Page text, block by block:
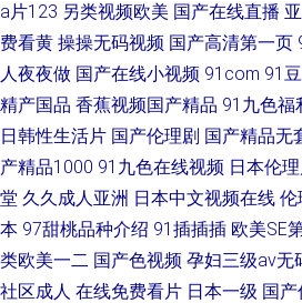
a片123 另类视频欧美 国产在线直播
费看黄 操操无码视频 国产高清第一页
人夜夜做 国产在线小视频 91com 91
精产国品 香蕉视频国产精品 91九色福
日韩性生活片 国产伦理剧 国产精品无
产精品1000 91九色在线视频 日本伦
堂 久久成人亚洲 日本中文视频在线 伦
本 97甜桃品种介绍 91插插插 欧美SE
类欧美一二 国产色视频 孕妇三级av无
社区成人 在线免费看片 日本一级 国